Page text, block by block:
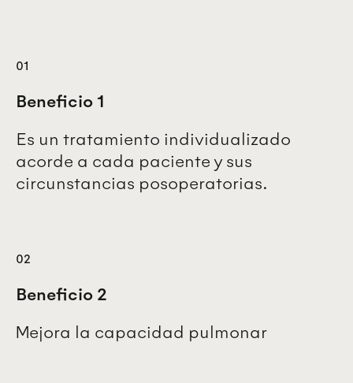
01
Beneficio 1
Es un tratamiento individualizado
acorde a cada paciente y sus
circunstancias posoperatorias.
02
Beneficio 2
Mejora la capacidad pulmonar